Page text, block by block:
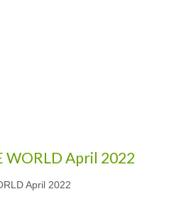
WORLD April 2022
April 2022